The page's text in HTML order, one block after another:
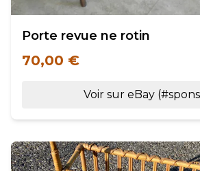
Porte revue ne rotin
70,00 €
Voir sur eBay